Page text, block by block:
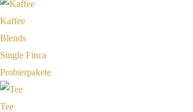
Kaffee
Blends
Single Finca
Probierpakete
Tee